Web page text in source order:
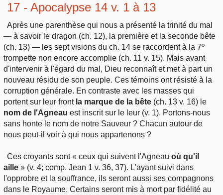
17 - Apocalypse 14 v. 1 à 13
Après une parenthèse qui nous a présenté la trinité du mal
— à savoir le dragon (ch. 12), la première et la seconde bête
(ch. 13) — les sept visions du ch. 14 se raccordent à la 7º
trompette non encore accomplie (ch. 11 v. 15). Mais avant
d'intervenir à l'égard du mal, Dieu reconnaît et met à part un
nouveau résidu de son peuple. Ces témoins ont résisté à la
corruption générale. En contraste avec les masses qui
portent sur leur front la marque de la bête (ch. 13 v. 16) le
nom de l'Agneau est inscrit sur le leur (v. 1). Portons-nous
sans honte le nom de notre Sauveur ? Chacun autour de
nous peut-il voir à qui nous appartenons ?
Ces croyants sont « ceux qui suivent l'Agneauoù qu'il
aille » (v. 4; comp. Jean 1 v. 36, 37). L'ayant suivi dans
l'opprobre et la souffrance, ils seront aussi ses compagnons
dans le Royaume. Certains seront mis à mort par fidélité au